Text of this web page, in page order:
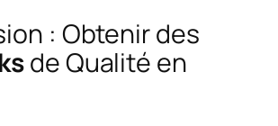
: Obtenir des
de Qualité en